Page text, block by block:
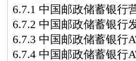
6.7.1 中国邮政储蓄银行
6.7.2 中国邮政储蓄银行
6.7.3 中国邮政储蓄银行
6.7.4 中国邮政储蓄银行